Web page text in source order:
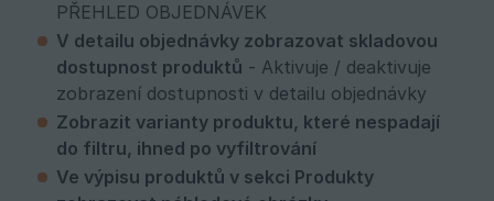
PŘEHLED OBJEDNÁVEK
V detailu objednávky zobrazovat skladovou
dostupnost produktů - Aktivuje / deaktivuje
zobrazení dostupnosti v detailu objednávky
Zobrazit varianty produktu, které nespadají
do filtru, ihned po vyfiltrování
Ve výpisu produktů v sekci Produkty